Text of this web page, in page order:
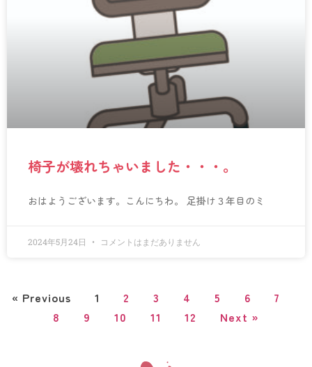
椅子が壊れちゃいました・・・。
おはようございます。こんにちわ。 足掛け３年目のミ
2024年5月24日 コメントはまだありません
« Previous 1 2 3 4 5 6
7
8
9 10 11 12 Next »